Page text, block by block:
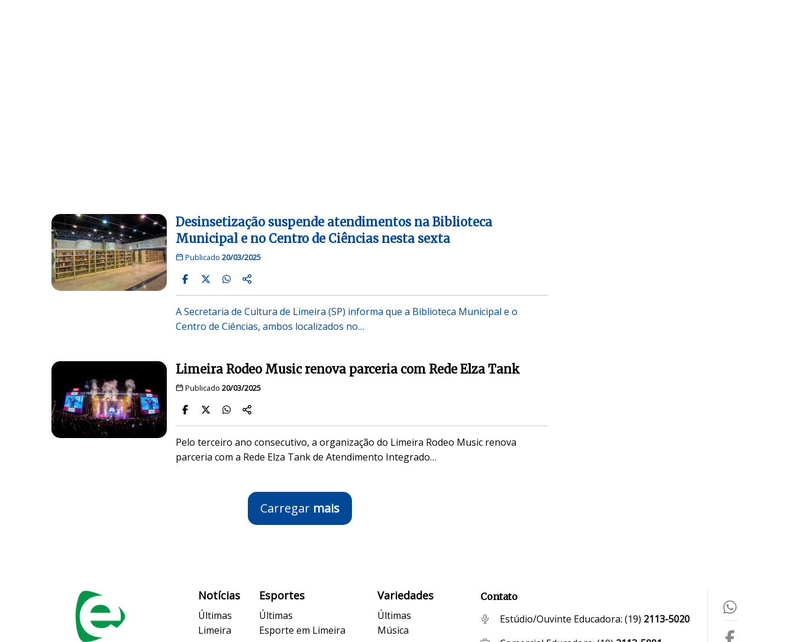
Desinsetização suspende atendimentos na Biblioteca
Municipal e no Centro de Ciências nesta sexta
Publicado 20/03/2025
A Secretaria de Cultura de Limeira (SP) informa que a Biblioteca Municipal e o
Centro de Ciências, ambos localizados no…
Limeira Rodeo Music renova parceria com Rede Elza Tank
Publicado 20/03/2025
Pelo terceiro ano consecutivo, a organização do Limeira Rodeo Music renova
parceria com a Rede Elza Tank de Atendimento Integrado…
Carregar mais
Notícias
Últimas
Limeira
Esportes
Últimas
Esporte em Limeira
Variedades
Últimas
Música
Contato
Estúdio/Ouvinte Educadora: (19) 2113-5020